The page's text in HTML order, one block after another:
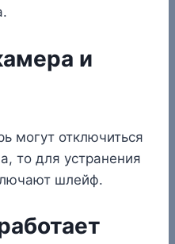
и
могут отключиться
то для устранения
шлейф.